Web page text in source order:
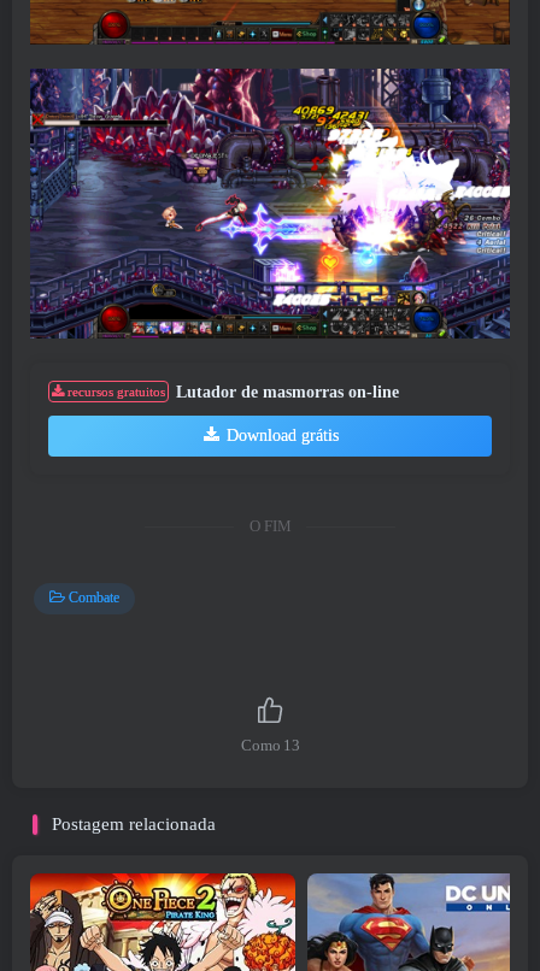
recursos gratuitos Lutador de masmorras on-line
Download grátis
O FIM
Combate
Como 13
Postagem relacionada